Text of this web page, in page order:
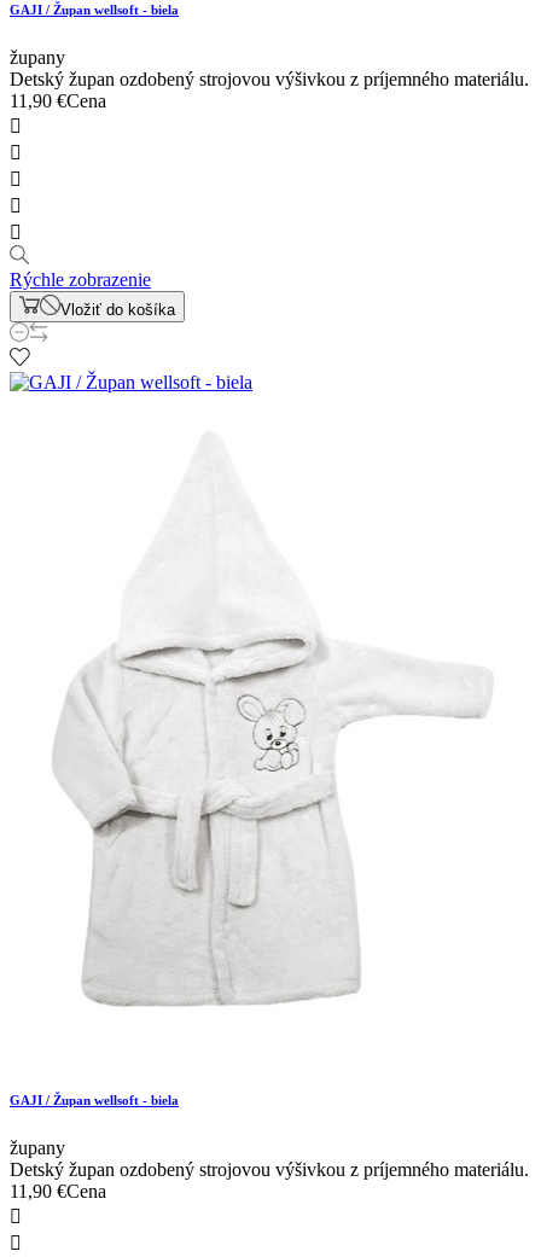
GAJI / Župan wellsoft - biela
župany
Detský župan ozdobený strojovou výšivkou z príjemného materiálu.
11,90 €Cena





Rýchle zobrazenie
Vložiť do košíka
GAJI / Župan wellsoft - biela
župany
Detský župan ozdobený strojovou výšivkou z príjemného materiálu.
11,90 €Cena

